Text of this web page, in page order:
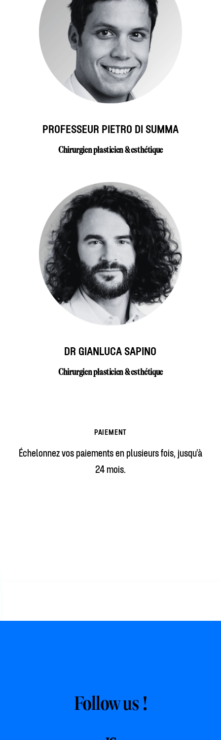
PROFESSEUR PIETRO DI SUMMA
Chirurgien plasticien & esthétique
DR GIANLUCA SAPINO
Chirurgien plasticien & esthétique
PAIEMENT
Échelonnez vos paiements en plusieurs fois, jusqu’à
24 mois.
Follow us !